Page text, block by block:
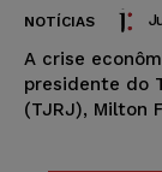
NOTÍCIAS
A crise
presidente do
(TJRJ), Milton